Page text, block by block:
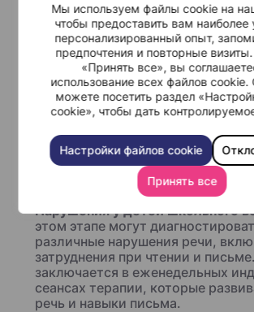
Мы используем файлы cookie на
чтобы предоставить вам наиболее
персонализированный опыт,
предпочтения и повторные
«Принять все», вы
использование всех файлов
можете посетить раздел
cookie», чтобы дать
Настройки файлов cookie
Принять все
расстройств может
затруднений произнести
составить простые
серьезных речевых проблем,
подбором слов, интерактивной
коммуникацией или словарным
проводим тестирование для
функциональных навыков
различных видах деятельности
общения. Лечение включает в
еженедельные
Нарушения у детей школьного
этом этапе могут
различные нарушения речи,
затруднения при чтении и
заключается в еженедельных
сеансах терапии, которые
речь и навыки письма.